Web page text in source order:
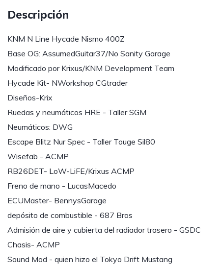
Descripción
KNM N Line Hycade Nismo 400Z
Base OG: AssumedGuitar37/No Sanity Garage
Modificado por Krixus/KNM Development Team
Hycade Kit- NWorkshop CGtrader
Diseños-Krix
Ruedas y neumáticos HRE - Taller SGM
Neumáticos: DWG
Escape Blitz Nur Spec - Taller Touge Sil80
Wisefab - ACMP
RB26DET- LoW-LiFE/Krixus ACMP
Freno de mano - LucasMacedo
ECUMaster- BennysGarage
depósito de combustible - 687 Bros
Admisión de aire y cubierta del radiador trasero - GSDC
Chasis- ACMP
Sound Mod - quien hizo el Tokyo Drift Mustang